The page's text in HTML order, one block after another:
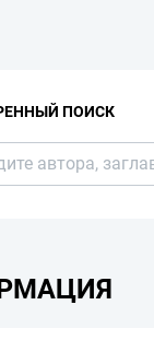
ПОИСК